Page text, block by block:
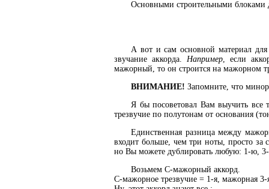
Основными строительными блоками
А вот и сам основной материал
звучание аккорда. Например, если
мажорный, то он строится на мажорном
ВНИМАНИЕ! Запомните, что
Я бы посоветовал Вам выучить все
трезвучие по полутонам от основания
Единственная разница между
входит больше, чем три ноты, просто за
но Вы можете дублировать любую: 1-ю,
Возьмем C-мажорный аккорд.
C-мажорное трезвучие = 1-я, мажорная